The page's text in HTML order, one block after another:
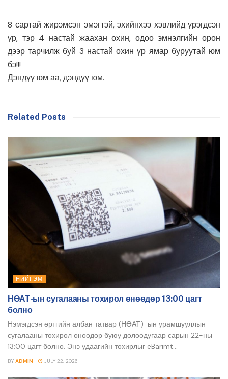
8 сартай жирэмсэн эмэгтэй, эхийнхээ хэвлийд үрэгдсэн
үр, тэр 4 настай жаахан охин, одоо эмнэлгийн орон
дээр тарчилж буй 3 настай охин үр ямар буруутай юм
бэ!!!
Дэндүү юм аа, дэндүү юм.
Related Posts
НИЙГЭМ
НӨАТ-ын сугалааны тохирол өнөөдөр 13:00 цагт
болно
Нэмэгдсэн өртгийн албан татвар (НӨАТ)-ын урамшууллын
сугалааны тохирол өнөөдөр буюу долоодугаар сарын 22-ны
13:00 цагт болно. Энэ удаагийн тохирлыг eBarimt...
BY ADMIN JULY 22, 2026